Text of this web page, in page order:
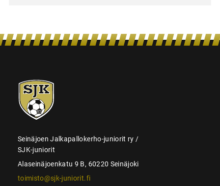
SJK-
juniorit
Seinäjoen Jalkapallokerho-juniorit ry /
SJK-juniorit
Alaseinäjoenkatu 9 B, 60220 Seinäjoki
toimisto@sjk-juniorit.fi